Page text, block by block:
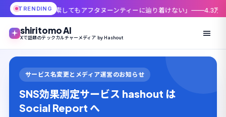
TRENDING
してもアフタヌーンティーに辿り着けない」——4.3万いいねが共感したX
shiritomo AI
Xで話題のテックカルチャーメディア by Hashout
サービス名変更とメディア運営のお知らせ
SNS効果測定サービス hashout は
Social Report へ